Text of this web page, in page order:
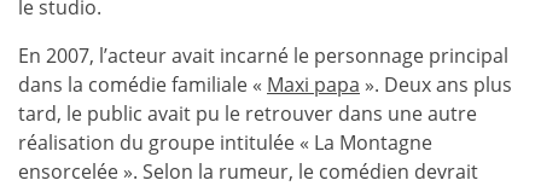
le studio.
En 2007, l’acteur avait incarné le personnage principal
dans la comédie familiale « Maxi papa ». Deux ans plus
tard, le public avait pu le retrouver dans une autre
réalisation du groupe intitulée « La Montagne
ensorcelée ». Selon la rumeur, le comédien devrait